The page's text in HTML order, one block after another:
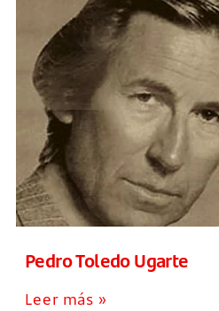
Pedro Toledo Ugarte
Leer más »